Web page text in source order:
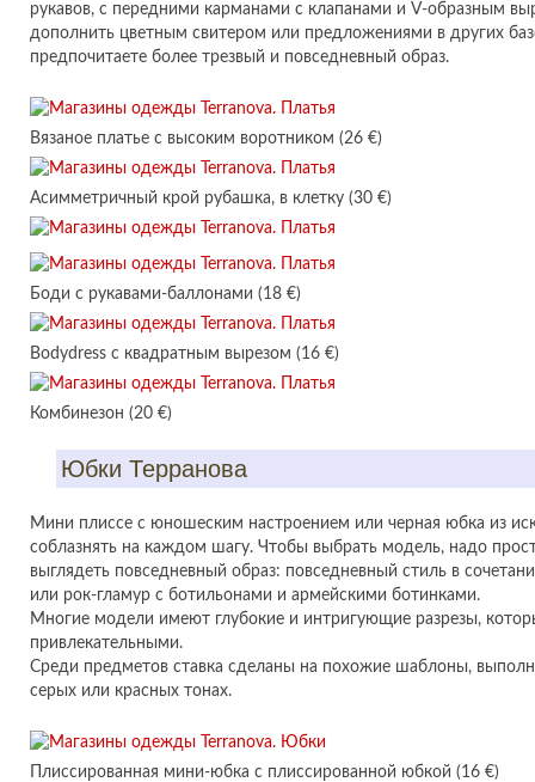
рукавов, с передними карманами с клапанами и V-образным
дополнить цветным свитером или предложениями в других
предпочитаете более трезвый и повседневный образ.
Вязаное платье с высоким воротником (26 €)
Асимметричный крой рубашка, в клетку (30 €)
Боди с рукавами-баллонами (18 €)
Bodydress с квадратным вырезом (16 €)
Комбинезон (20 €)
Юбки Терранова
Мини плиссе с юношеским настроением или черная юбка из
соблазнять на каждом шагу. Чтобы выбрать модель, надо
выглядеть повседневный образ: повседневный стиль в
или рок-гламур с ботильонами и армейскими ботинками.
Многие модели имеют глубокие и интригующие разрезы,
привлекательными.
Среди предметов ставка сделаны на похожие шаблоны,
серых или красных тонах.
Плиссированная мини-юбка с плиссированной юбкой (16 €)